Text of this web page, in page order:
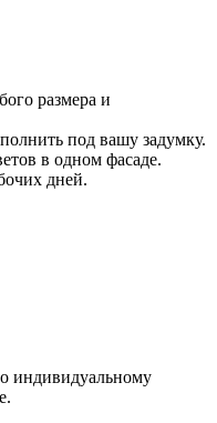
размера и
под вашу задумку.
в одном фасаде.
дней.
индивидуальному